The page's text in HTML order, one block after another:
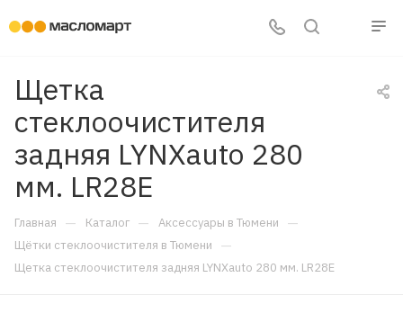
Щетка
стеклоочистителя
задняя LYNXauto 280
мм. LR28E
Главная — Каталог — Аксессуары в Тюмени —
Щётки стеклоочистителя в Тюмени —
Щетка стеклоочистителя задняя LYNXauto 280 мм. LR28E